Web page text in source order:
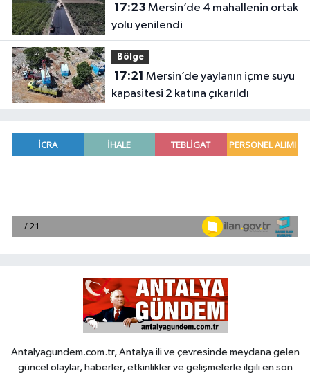
17:23
yolu yenilendi
Bölge
17:21
kapasitesi 2 katına çıkarıldı
Antalyagundem.com.tr, Antalya ili ve çevresinde meydana gelen
güncel olaylar, haberler, etkinlikler ve gelişmelerle ilgili en son